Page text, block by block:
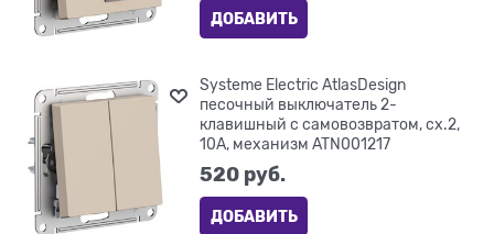
ДОБАВИТЬ
Systeme Electric AtlasDesign
песочный выключатель 2-
клавишный с самовозвратом, сх.2,
10А, механизм ATN001217
520 руб.
ДОБАВИТЬ